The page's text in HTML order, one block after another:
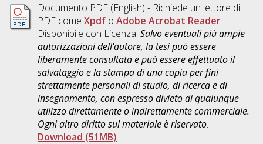
Documento PDF(English) - Richiede un lettore di
PDF come Xpdfo Adobe Acrobat Reader
Disponibile con Licenza: Salvo eventuali più ampie
autorizzazioni dell'autore, la tesi può essere
liberamente consultata e può essere effettuato il
salvataggio e la stampa di una copia per fini
strettamente personali di studio, di ricerca e di
insegnamento, con espresso divieto di qualunque
utilizzo direttamente o indirettamente commerciale.
Ogni altro diritto sul materiale è riservato.
Download (51MB)